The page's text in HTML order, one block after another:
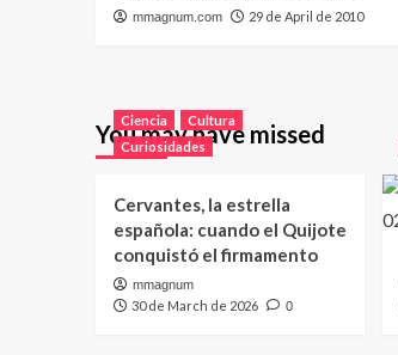
mmagnum.com 29 de April de 2010
You may have missed
Ciencia
Cultura
Curiosidades
Cervantes, la estrella
española: cuando el Quijote
conquistó el firmamento
mmagnum
30 de March de 2026 0